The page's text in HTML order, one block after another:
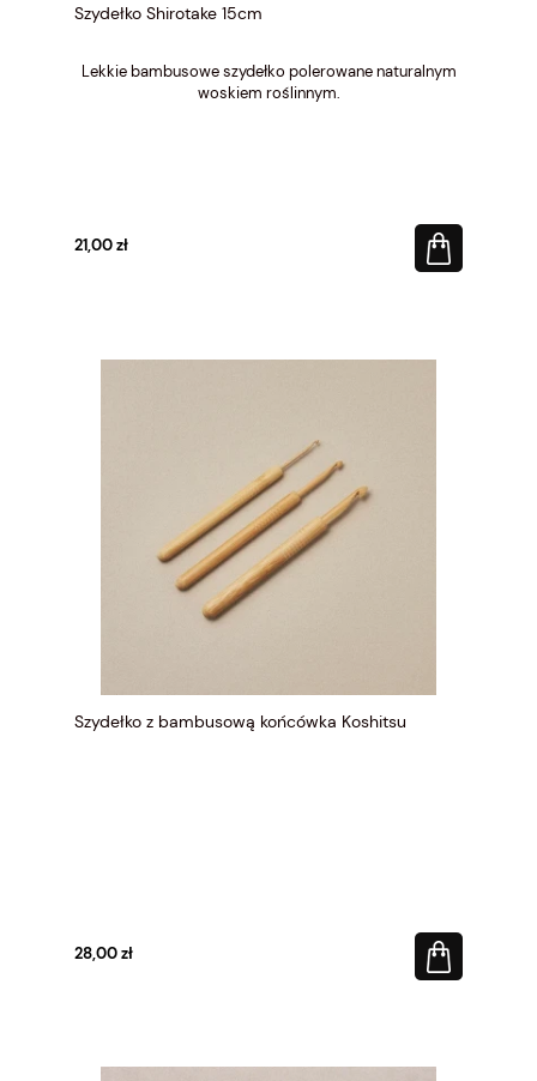
Szydełko Shirotake 15cm
Lekkie bambusowe szydełko polerowane naturalnym
woskiem roślinnym.
21,00 zł
Szydełko z bambusową końcówka Koshitsu
28,00 zł